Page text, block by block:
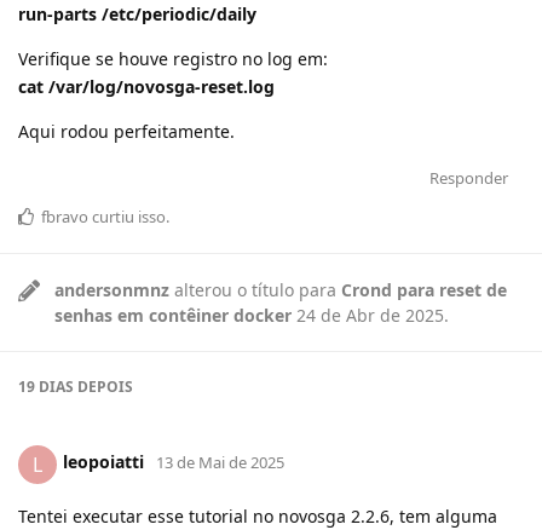
run-parts /etc/periodic/daily
Verifique se houve registro no log em:
cat /var/log/novosga-reset.log
Aqui rodou perfeitamente.
Responder
fbravo curtiu isso.
andersonmnz alterou o título para Crond para reset de
senhas em contêiner docker 24 de Abr de 2025.
19 DIAS DEPOIS
L leopoiatti 13 de Mai de 2025
Tentei executar esse tutorial no novosga 2.2.6, tem alguma